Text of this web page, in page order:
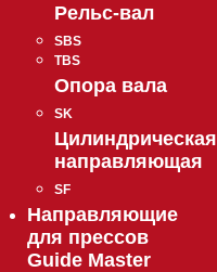
Рельс-вал
SBS
TBS
Опора вала
SK
Цилиндрическая
направляющая
SF
Направляющие
для прессов
Guide Master